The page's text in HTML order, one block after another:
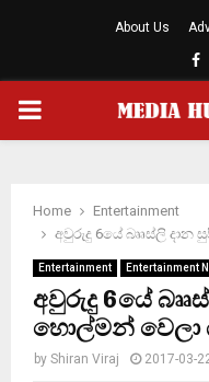
About Us
PRIMARY
Home
Entertainment
අවුරුදු 6යේ බෲස්ලි දාන
Entertainment Entertainment
අවුරුදු 6යේ
හොල්මන් වෙලා
by Shiran Viraj 2017-03-